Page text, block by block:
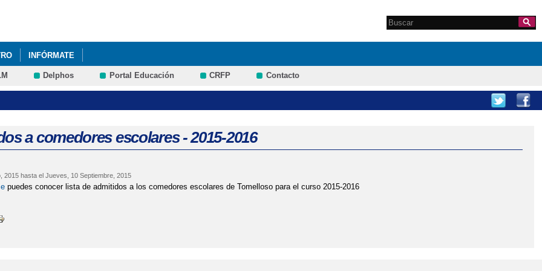
Formulario de
Search this site
INFÓRMATE
Delphos Portal Educación CRFP Contacto
a comedores escolares - 2015-2016
2015hasta el Jueves, 10 Septiembre, 2015
puedes conocer lista de admitidos a los comedores escolares de Tomelloso para el curso 2015-2016